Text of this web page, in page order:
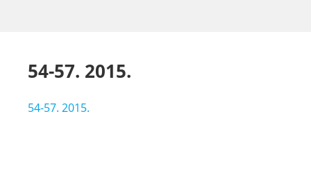
54-57. 2015.
54-57. 2015.